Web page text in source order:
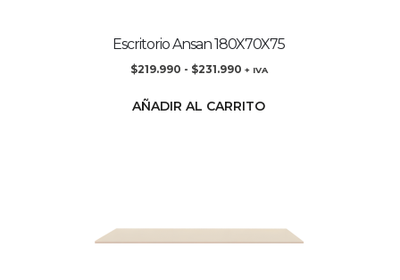
Escritorio Ansan 180X70X75
$219.990 - $231.990 + IVA
AÑADIR AL CARRITO